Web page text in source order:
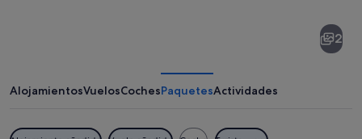
Corales
2
AlojamientosVuelosCochesPaquetesActividades